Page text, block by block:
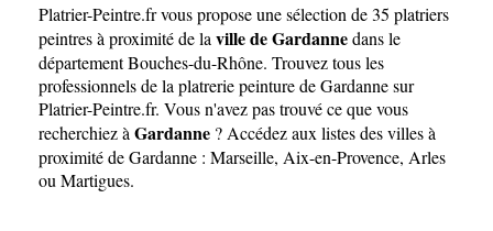
Platrier-Peintre.frvous propose une sélection de 35 platriers
peintres à proximité de la ville de Gardannedans le
départementBouches-du-Rhône. Trouvez tous les
professionnels de la platrerie peinture de Gardanne sur
Platrier-Peintre.fr. Vous n'avez pas trouvé ce que vous
recherchiez à Gardanne ? Accédez aux listes des villes à
proximité de Gardanne : Marseille, Aix-en-Provence, Arles
ou Martigues.